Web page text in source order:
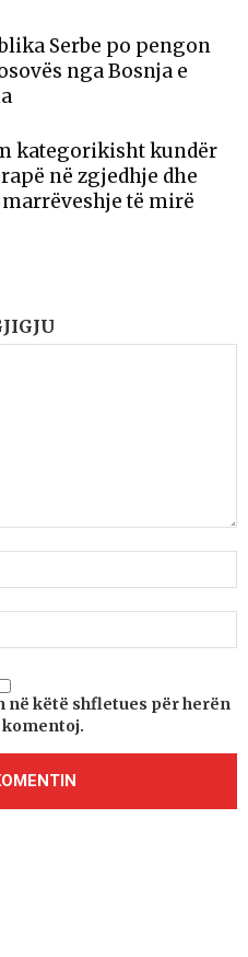
Serbe po pengon
nga Bosnja e
kategorikisht kundër
në zgjedhje dhe
të mirë
në këtë shfletues për herën